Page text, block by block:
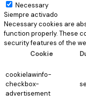
Necessary
Siempre activado
Necessary cookies are
function properly. These
security features of the
Cookie
cookielawinfo-
checkbox-
advertisement